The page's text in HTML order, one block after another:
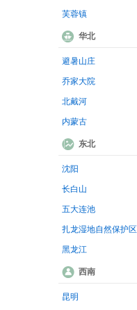
芙蓉镇
华北
避暑山庄
乔家大院
北戴河
内蒙古
东北
沈阳
长白山
五大连池
扎龙湿地自然保护区
黑龙江
西南
昆明